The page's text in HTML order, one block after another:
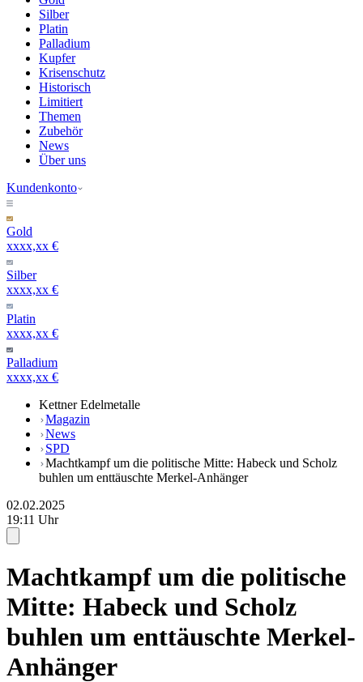
Silber
Platin
Palladium
Kupfer
Krisenschutz
Historisch
Limitiert
Themen
Zubehör
News
Über uns
Kundenkonto
Gold
xxxx,xx €
Silber
xxxx,xx €
Platin
xxxx,xx €
Palladium
xxxx,xx €
Kettner Edelmetalle
Magazin
News
SPD
Machtkampf um die politische Mitte: Habeck und Scholz
buhlen um enttäuschte Merkel-Anhänger
02.02.2025
19:11 Uhr
Machtkampf um die politische
Mitte: Habeck und Scholz
buhlen um enttäuschte Merkel-
Anhänger